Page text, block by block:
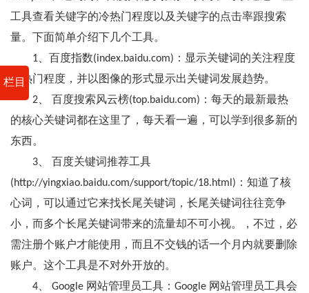
栏目
工具查看关键字的冷热门程度以及关键字的点击率跟搜索
量。下面简单介绍下几个工具。
1、百度指数(index.baidu.com)：显示关键词的关注程度
和热门程度，并以图像的形式显示出关键词发展趋势。
2、 百度搜索风云榜(top.baidu.com)：每天的最新最热
的核心关键词都在这里了，每天看一遍，可以学到很多新的
东西。
3、 百度关键词推荐工具
(http://yingxiao.baidu.com/support/topic/18.html)：知道了核
心词，可以通过它来找长尾关键词，长尾关键词往往竞争
小，而多个长尾关键词带来的流量却不可小视。，不过，必
需注册个账户才能使用，而且不交钱的话一个月内就要删除
账户。这个工具是不对外开放的。
4、 Google 网站管理员工具：Google 网站管理员工具会